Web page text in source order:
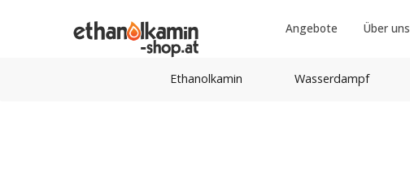
Angebote Über uns
Ethanolkamin Wasserdampf